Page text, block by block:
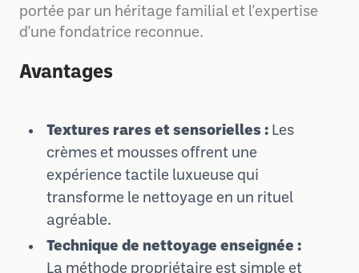
portée par un héritage familial et l'expertise
d'une fondatrice reconnue.
Avantages
Textures rares et sensorielles : Les
crèmes et mousses offrent une
expérience tactile luxueuse qui
transforme le nettoyage en un rituel
agréable.
Technique de nettoyage enseignée :
La méthode propriétaire est simple et